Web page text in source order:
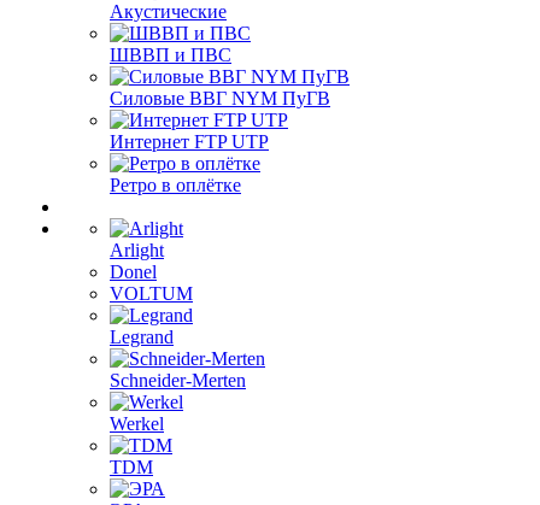
Акустические
ШВВП и ПВС
Силовые ВВГ NYM ПуГВ
Интернет FTP UTP
Ретро в оплётке
Arlight
Donel
VOLTUM
Legrand
Schneider-Merten
Werkel
TDM